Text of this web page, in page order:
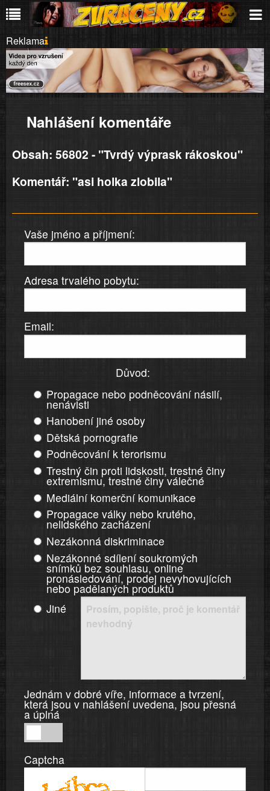
Reklama
Nahlášení komentáře
Obsah: 56802 - "Tvrdý výprask rákoskou"
Komentář: "asi holka zlobila"
Vaše jméno a příjmení:
Adresa trvalého pobytu:
Email:
Důvod:
Propagace nebo podněcování násilí,
nenávisti
Hanobení jiné osoby
Dětská pornografie
Podněcování k terorismu
Trestný čin proti lidskosti, trestné činy
extremismu, trestné činy válečné
Mediální komerční komunikace
Propagace války nebo krutého,
nelidského zacházení
Nezákonná diskriminace
Nezákonné sdílení soukromých
snímků bez souhlasu, online
pronásledování, prodej nevyhovujících
nebo padělaných produktů
Jiné
Jednám v dobré víře, informace a tvrzení,
která jsou v nahlášení uvedena, jsou přesná
a úplná
v
dobré
Captcha